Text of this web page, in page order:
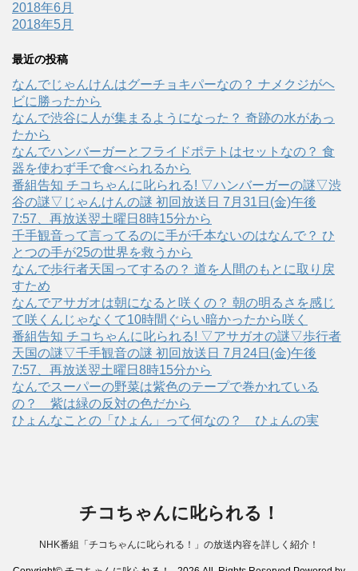
2018年6月
2018年5月
最近の投稿
なんでじゃんけんはグーチョキパーなの？ ナメクジがヘ
ビに勝ったから
なんで渋谷に人が集まるようになった？ 奇跡の水があっ
たから
なんでハンバーガーとフライドポテトはセットなの？ 食
器を使わず手で食べられるから
番組告知 チコちゃんに叱られる! ▽ハンバーガーの謎▽渋
谷の謎▽じゃんけんの謎 初回放送日 7月31日(金)午後
7:57、再放送翌土曜日8時15分から
千手観音って言ってるのに手が千本ないのはなんで？ ひ
とつの手が25の世界を救うから
なんで歩行者天国ってするの？ 道を人間のもとに取り戻
すため
なんでアサガオは朝になると咲くの？ 朝の明るさを感じ
て咲くんじゃなくて10時間ぐらい暗かったから咲く
番組告知 チコちゃんに叱られる! ▽アサガオの謎▽歩行者
天国の謎▽千手観音の謎 初回放送日 7月24日(金)午後
7:57、再放送翌土曜日8時15分から
なんでスーパーの野菜は紫色のテープで巻かれている
の？ 紫は緑の反対の色だから
ひょんなことの「ひょん」って何なの？ ひょんの実
チコちゃんに叱られる！
NHK番組「チコちゃんに叱られる！」の放送内容を詳しく紹介！